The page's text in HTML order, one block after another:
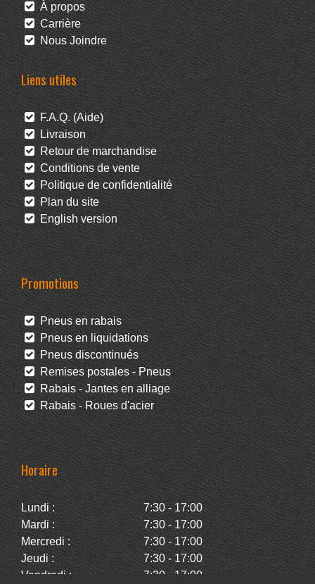
À propos
Carrière
Nous Joindre
Liens utiles
F.A.Q. (Aide)
Livraison
Retour de marchandise
Conditions de vente
Politique de confidentialité
Plan du site
English version
Promotions
Pneus en rabais
Pneus en liquidations
Pneus discontinués
Remises postales - Pneus
Rabais - Jantes en alliage
Rabais - Roues d'acier
Horaire
Lundi :
7:30 - 17:00
Mardi :
7:30 - 17:00
Mercredi :
7:30 - 17:00
Jeudi :
7:30 - 17:00
Vendredi :
7:30 - 17:00